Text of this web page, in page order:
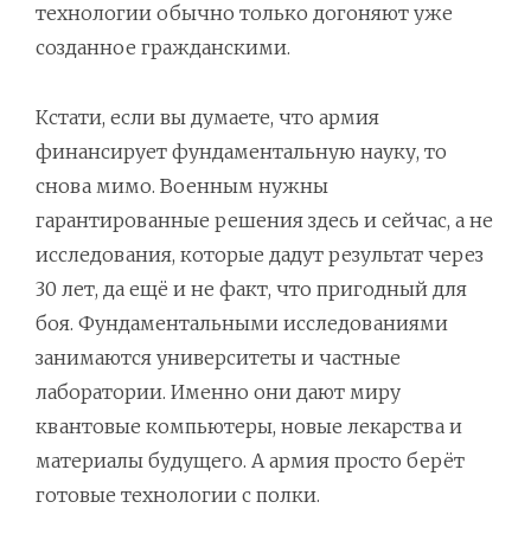
технологии обычно только догоняют уже
созданное гражданскими.
Кстати, если вы думаете, что армия
финансирует фундаментальную науку, то
снова мимо. Военным нужны
гарантированные решения здесь и сейчас, а не
исследования, которые дадут результат через
30 лет, да ещё и не факт, что пригодный для
боя. Фундаментальными исследованиями
занимаются университеты и частные
лаборатории. Именно они дают миру
квантовые компьютеры, новые лекарства и
материалы будущего. А армия просто берёт
готовые технологии с полки.